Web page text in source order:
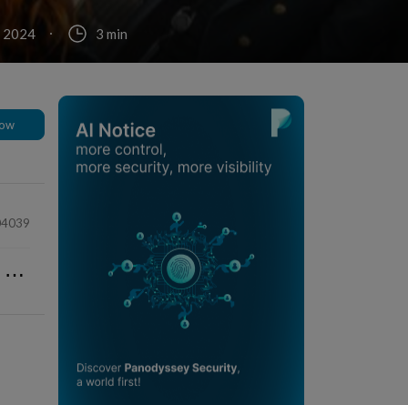
2024 3 min
⋯